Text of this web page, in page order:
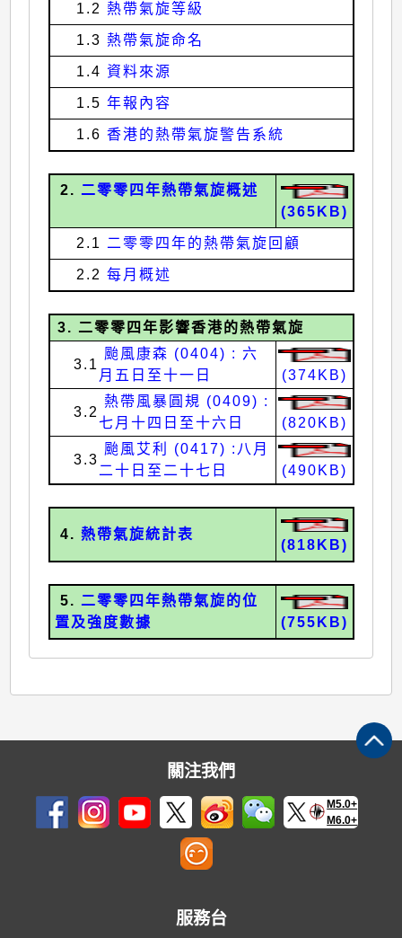
1.2 熱帶氣旋等級
1.3 熱帶氣旋命名
1.4 資料來源
1.5 年報內容
1.6 香港的熱帶氣旋警告系統
2. 二零零四年熱帶氣旋概述
(365KB)
2.1 二零零四年的熱帶氣旋回顧
2.2 每月概述
3. 二零零四年影響香港的熱帶氣旋
3.1
颱風康森 (0404) : 六
月五日至十一日
(374KB)
3.2
熱帶風暴圓規 (0409) :
七月十四日至十六日
(820KB)
3.3
颱風艾利 (0417) :八月
二十日至二十七日
(490KB)
4. 熱帶氣旋統計表
(818KB)
5. 二零零四年熱帶氣旋的位
置及強度數據
(755KB)
關注我們
M5.0+
M6.0+
服務台